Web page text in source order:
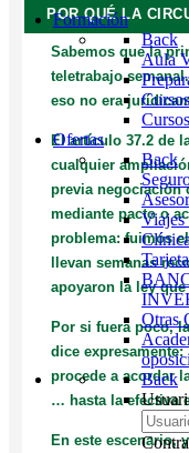
Formación
Back
Aula
Ofertas
Back
Viajes
Otras
Back
POR QUÉ LA
Sabemos que la
teletrabajo
eso no era
El artículo 37.2 de
cualquier
previa negociación
mediante pacto o
problema: fuimos
llevan semanas
apoyaron la ley
Por si fuera poco,
dice
procede a acordar
… hasta la efectiva
En este escenario,